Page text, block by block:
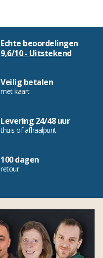
Echte beoordelingen
9,6/10 - Uitstekend
Veilig betalen
met kaart
Levering 24/48 uur
thuis of afhaalpunt
100 dagen
retour